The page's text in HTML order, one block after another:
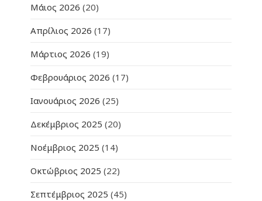
Μάιος 2026 (20)
Απρίλιος 2026 (17)
Μάρτιος 2026 (19)
Φεβρουάριος 2026 (17)
Ιανουάριος 2026 (25)
Δεκέμβριος 2025 (20)
Νοέμβριος 2025 (14)
Οκτώβριος 2025 (22)
Σεπτέμβριος 2025 (45)